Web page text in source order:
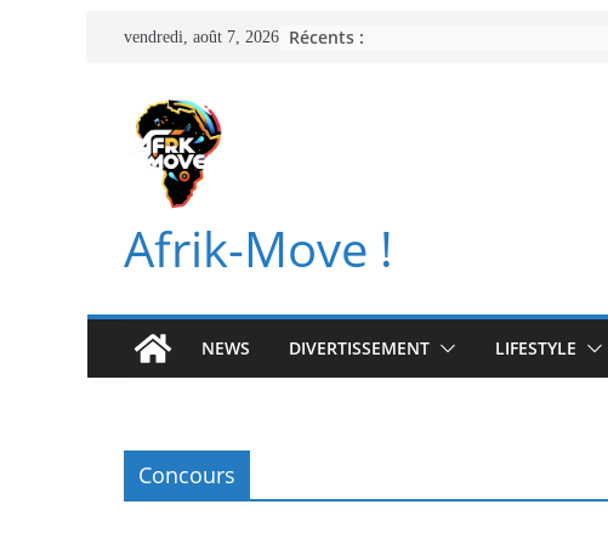
Passer
contenu
vendredi, août 7, 2026 Récents :
Afrik-Move !
NEWS DIVERTISSEMENT LIFESTYLE
Concours